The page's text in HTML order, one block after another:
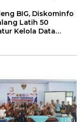
BIG, Diskominfo
Latih 50
Kelola Data